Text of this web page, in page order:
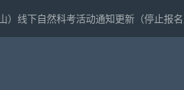
）线下自然科考活动通知更新（停止报名